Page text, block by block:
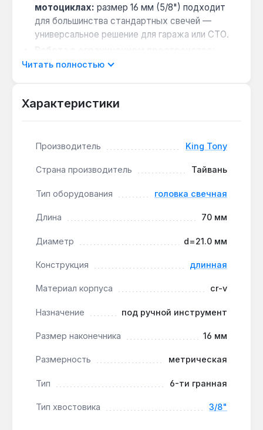
мотоциклах: размер 16 мм (5/8") подходит
для большинства стандартных свечей —
универсальное решение для гаража или СТО.
длина 70 мм и диаметр корпуса 21 мм
Минимизация повреждений свечи:
аналогами — важно для свечей с мягким
Надёжная фиксация магнитом: встроенный
магнит удерживает свечу при установке и
возможные повреждения резьбы.
квадратный хвостовик подходит для
большинства ручных трещоток, воротков и
удлинителей этого стандарта.
сервисных центров, СТО и автовладельцев,
выполняющих замену свечей зажигания в
— Тайвань. Гарантия, доставка по Украине.
резьбой?
Читать полностью
Характеристики
Производитель King Tony
Страна производитель Тайвань
Тип оборудования головка свечная
Длина 70 мм
Диаметр d=21.0 мм
Конструкция длинная
Материал корпуса cr-v
Назначение под ручной инструмент
Размер наконечника 16 мм
Размерность метрическая
Тип 6-ти гранная
Тип хвостовика 3/8"